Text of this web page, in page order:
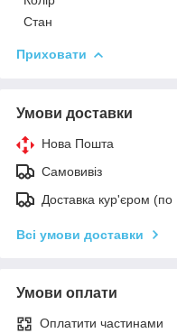
Стан
Приховати
Умови доставки
Нова Пошта
Самовивіз
Доставка кур'єром (по
Всі умови доставки
Умови оплати
Оплатити частинами